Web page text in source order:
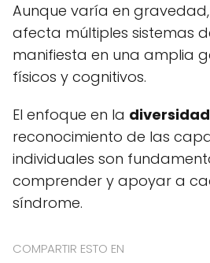
Aunque varía en
afecta múltiples sistemas
manifiesta en una amplia
físicos y cognitivos.
El enfoque en la
reconocimiento de las
individuales son
comprender y apoyar a
síndrome.
COMPARTIR ESTO EN